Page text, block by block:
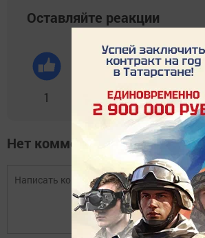
Оставляйте реакции
1 0 0
Нет комментариев